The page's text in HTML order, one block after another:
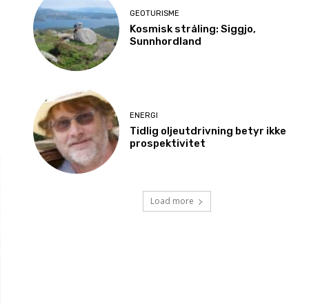
GEOTURISME
Kosmisk stråling: Siggjo,
Sunnhordland
ENERGI
Tidlig oljeutdrivning betyr ikke
prospektivitet
Load more